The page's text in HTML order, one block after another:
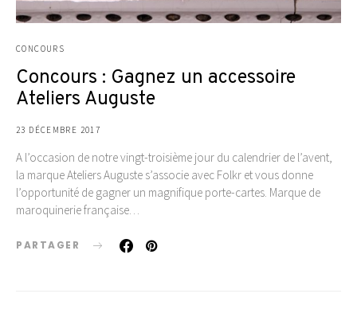
CONCOURS
Concours : Gagnez un accessoire
Ateliers Auguste
23 DÉCEMBRE 2017
A l’occasion de notre vingt-troisième jour du calendrier de l’avent,
la marque Ateliers Auguste s’associe avec Folkr et vous donne
l’opportunité de gagner un magnifique porte-cartes. Marque de
maroquinerie française…
PARTAGER